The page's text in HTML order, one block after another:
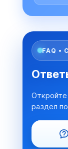
FAQ
раздел